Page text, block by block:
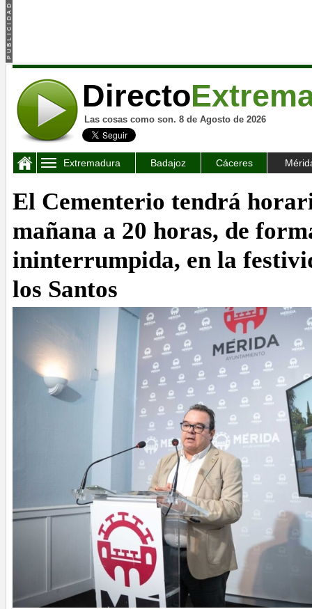
Directo
Las cosas como son. 8 de Agosto de 2026
Extremadura Badajoz Cáceres
El Cementerio tendrá
mañana a 20 horas, de
ininterrumpida, en la
los Santos